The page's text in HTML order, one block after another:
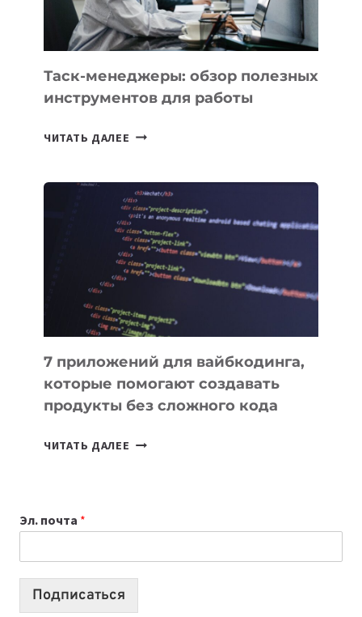
МОЖНО
ПОРУЧИТЬ
УЖЕ
СЕГОДНЯ
Таск-менеджеры: обзор полезных
инструментов для работы
ЧИТАТЬ ДАЛЕЕ ТАСК-
ПОЛЕЗНЫХ
ИНСТРУМЕНТОВ
ДЛЯ
РАБОТЫ
7 приложений для вайбкодинга,
которые помогают создавать
продукты без сложного кода
ЧИТАТЬ ДАЛЕЕ
СОЗДАВАТЬ
ПРОДУКТЫ
Эл. почта *
Подписаться